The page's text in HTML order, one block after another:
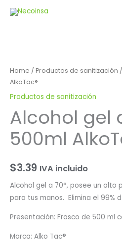
Home / Productos de sanitización
AlkoTac®
Productos de sanitización
Alcohol gel
500ml
$3.39 IVA incluido
Alcohol gel a 70°, posee un alto
para tus manos. Elimina el 99%
Presentación: Frasco de 500 ml
Marca: Alko Tac®
gel
al
70°
500ml
AlkoTac®
quantity